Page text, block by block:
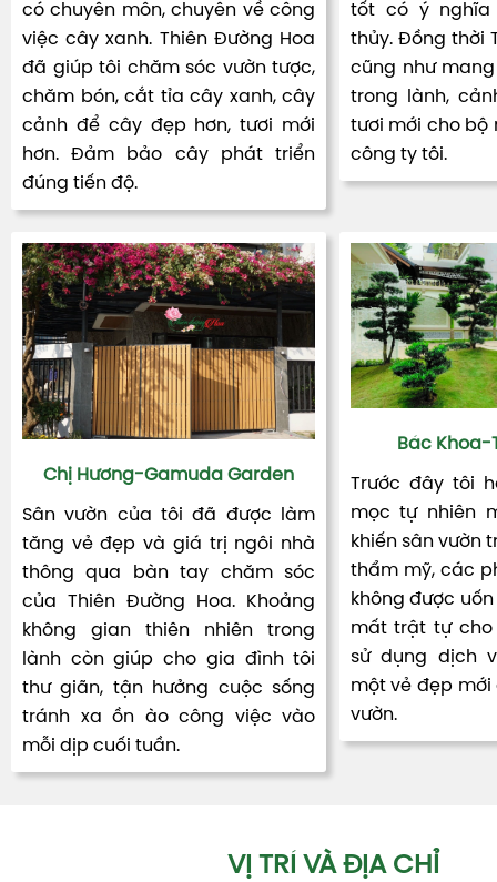
có chuyên môn, chuyên về công
việc cây xanh. Thiên Đường Hoa
đã giúp tôi chăm sóc vườn tược,
chăm bón, cắt tỉa cây xanh, cây
cảnh để cây đẹp hơn, tươi mới
hơn. Đảm bảo cây phát triển
đúng tiến độ.
tốt có ý nghĩa
thủy. Đồng thời
cũng như
trong lành,
tươi mới cho bộ
công ty tôi.
Chị Hương-Gamuda Garden
Sân vườn của tôi đã được làm
tăng vẻ đẹp và giá trị ngôi nhà
thông qua bàn tay chăm sóc
của Thiên Đường Hoa. Khoảng
không gian thiên nhiên trong
lành còn giúp cho gia đình tôi
thư giãn, tận hưởng cuộc sống
tránh xa ồn ào công việc vào
mỗi dịp cuối tuần.
Bác Khoa-
Trước đây tôi
mọc tự nhiên
khiến sân vườn
thẩm mỹ, các
không được
mất trật tự cho
sử dụng dịch
một vẻ đẹp mới
vườn.
VỊ TRÍ VÀ ĐỊA CHỈ